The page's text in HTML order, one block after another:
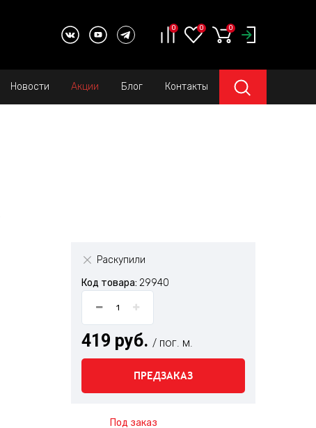
0 0 0
Новости Акции Блог Контакты
Раскупили
Код товара: 29940
419 руб. / пог. м.
ПРЕДЗАКАЗ
Под заказ